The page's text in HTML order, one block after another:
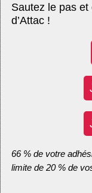
Sautez le pas
d’Attac !
66 % de votre
limite de 20 % de